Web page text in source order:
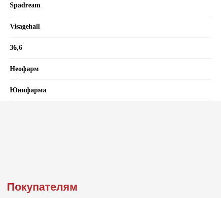
Spadream
Visagehall
36,6
Неофарм
Юнифарма